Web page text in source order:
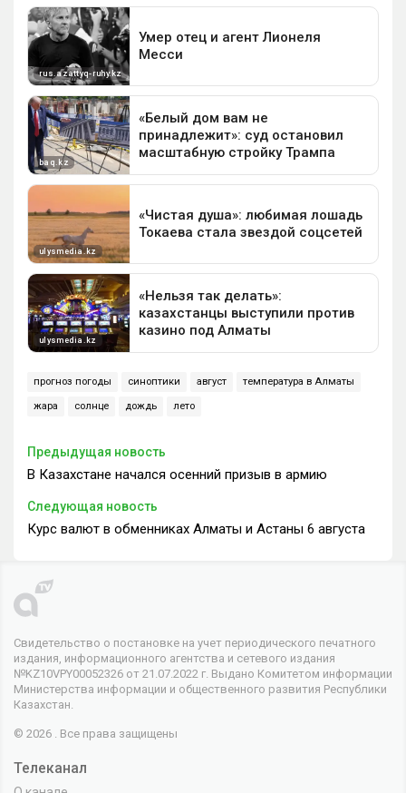
прогноз погоды синоптики август температура в Алматы
жара солнце дождь лето
Предыдущая новость
В Казахстане начался осенний призыв в армию
Следующая новость
Курс валют в обменниках Алматы и Астаны 6 августа
Свидетельство о постановке на учет периодического печатного
издания, информационного агентства и сетевого издания
№KZ10VPY00052326 от 21.07.2022 г. Выдано Комитетом информации
Министерства информации и общественного развития Республики
Казахстан.
© 2026 . Все права защищены
Телеканал